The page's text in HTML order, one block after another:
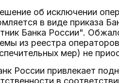
об исключении
в виде приказа
Банка России".
из реестра
мер) не
России привлекает
в